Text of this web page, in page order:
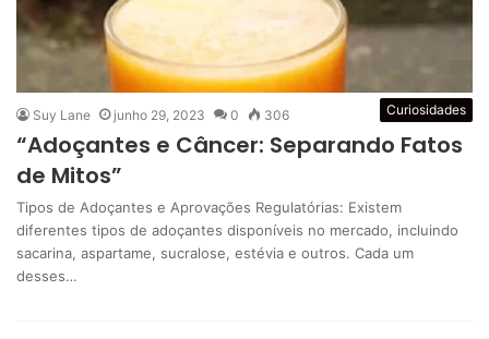
Curiosidades
Suy Lane junho 29, 2023 0 306
“Adoçantes e Câncer: Separando Fatos
de Mitos”
Tipos de Adoçantes e Aprovações Regulatórias: Existem
diferentes tipos de adoçantes disponíveis no mercado, incluindo
sacarina, aspartame, sucralose, estévia e outros. Cada um
desses…